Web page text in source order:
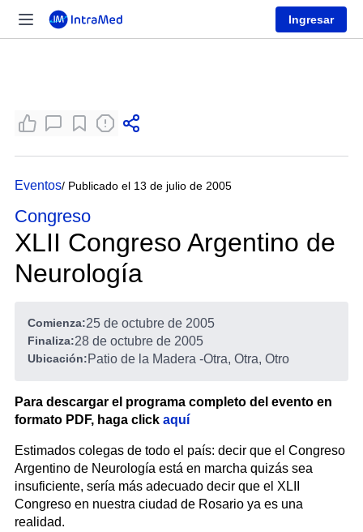
Ingresar
Eventos/ Publicado el 13 de julio de 2005
Congreso
XLII Congreso Argentino de
Neurología
Comienza:25 de octubre de 2005
Finaliza:28 de octubre de 2005
Ubicación:Patio de la Madera -Otra, Otra, Otro
Para descargar el programa completo del evento en
formato PDF, haga click aquí
Estimados colegas de todo el país: decir que el Congreso
Argentino de Neurología está en marcha quizás sea
insuficiente, sería más adecuado decir que el XLII
Congreso en nuestra ciudad de Rosario ya es una
realidad.